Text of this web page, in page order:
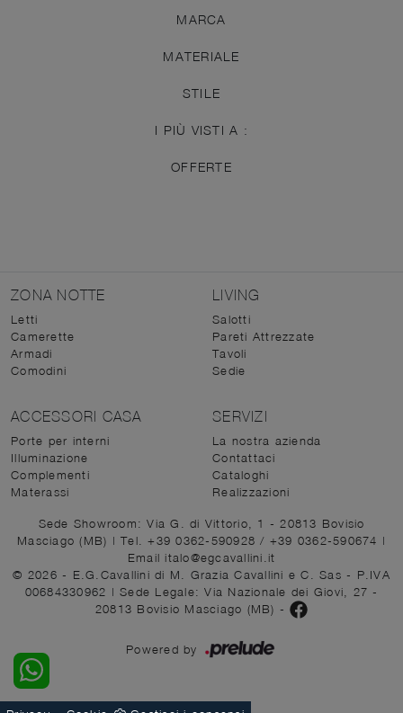
MARCA
MATERIALE
STILE
I PIÙ VISTI A :
OFFERTE
ZONA NOTTE
Letti
Camerette
Armadi
Comodini
LIVING
Salotti
Pareti Attrezzate
Tavoli
Sedie
ACCESSORI CASA
Porte per interni
Illuminazione
Complementi
Materassi
SERVIZI
La nostra azienda
Contattaci
Cataloghi
Realizzazioni
Sede Showroom: Via G. di Vittorio, 1 - 20813 Bovisio
Masciago (MB) | Tel. +39 0362-590928/ +39 0362-590674 |
Email italo@egcavallini.it
© 2026 - E.G.Cavallini di M. Grazia Cavallini e C. Sas - P.IVA
00684330962 | Sede Legale: Via Nazionale dei Giovi, 27 -
20813 Bovisio Masciago (MB) -
Powered by